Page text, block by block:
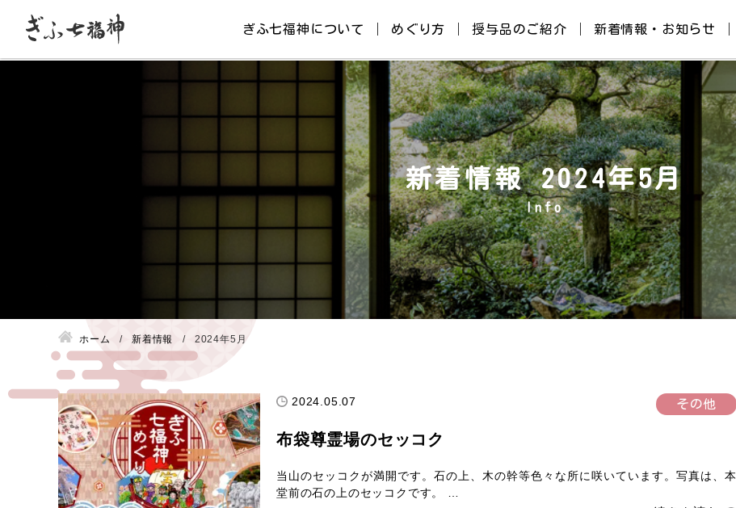
ぎふ七福神について めぐり方 授与品のご紹介 新着情報・お知らせ
新着情報 2024年5月
ホーム 新着情報 2024年5月
2024.05.07 その他
布袋尊霊場のセッコク
当山のセッコクが満開です。石の上、木の幹等色々な所に咲いています。写真は、本
堂前の石の上のセッコクです。 …